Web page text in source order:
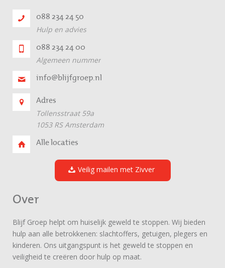
088 234 24 50
Hulp en advies
088 234 24 00
Algemeen nummer
info@blijfgroep.nl
Adres
Tollensstraat 59a
1053 RS Amsterdam
Alle locaties
Veilig mailen met Zivver
Over
Blijf Groep helpt om huiselijk geweld te stoppen. Wij bieden
hulp aan alle betrokkenen: slachtoffers, getuigen, plegers en
kinderen. Ons uitgangspunt is het geweld te stoppen en
veiligheid te creëren door hulp op maat.